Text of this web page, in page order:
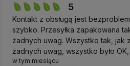
5
Kontakt z obsługą jest
szybko. Przesyłka zapakowana
żadnych uwag. Wszystko tak, jak
żadnych uwag, wszystko było
w tym miesiącu